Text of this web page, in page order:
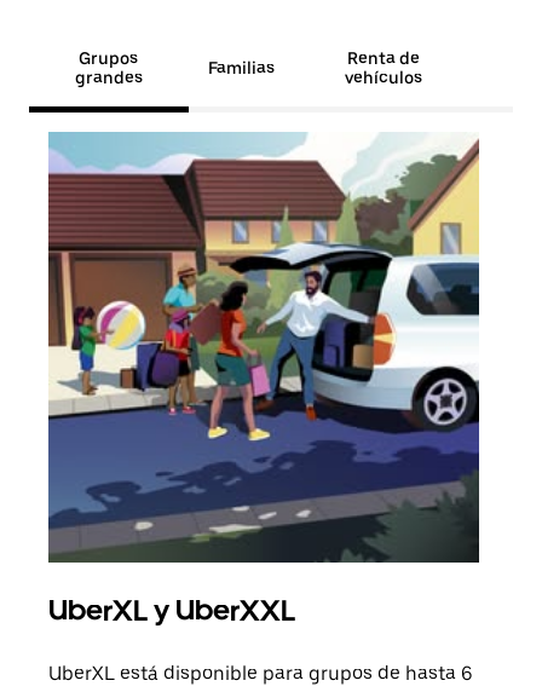
Grupos
grandes
Familias
Renta de
vehículos
UberXL y UberXXL
UberXL está disponible para grupos de hasta 6